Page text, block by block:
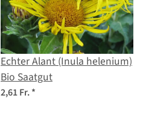
Echter Alant (Inula helenium)
Bio Saatgut
2,61 Fr.*